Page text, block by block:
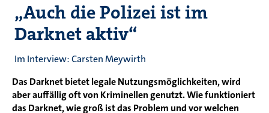
„Auch die Polizei ist im
Darknet aktiv“
Im Interview: Carsten Meywirth
Das Darknet bietet legale Nutzungsmöglichkeiten, wird
aber auffällig oft von Kriminellen genutzt. Wie funktioniert
das Darknet, wie groß ist das Problem und vor welchen